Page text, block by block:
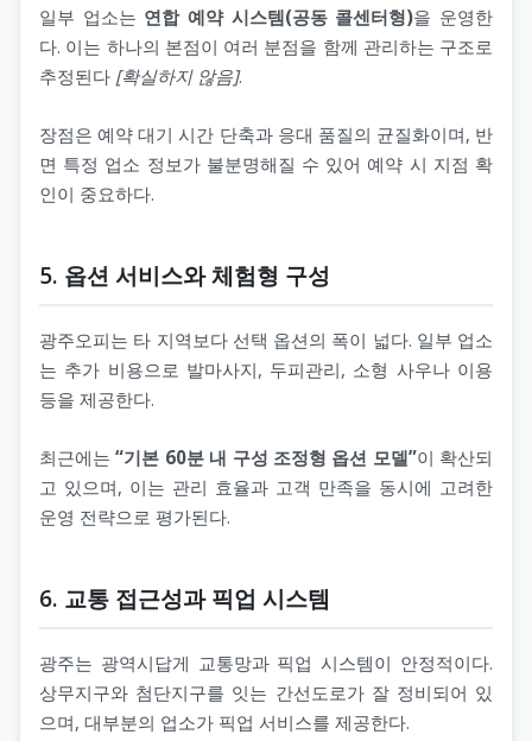
일부 업소는 연합 예약 시스템(공동 콜센터형)을 운영한
다. 이는 하나의 본점이 여러 분점을 함께 관리하는 구조로
추정된다 [확실하지 않음].
장점은 예약 대기 시간 단축과 응대 품질의 균질화이며, 반
면 특정 업소 정보가 불분명해질 수 있어 예약 시 지점 확
인이 중요하다.
5. 옵션 서비스와 체험형 구성
광주오피는 타 지역보다 선택 옵션의 폭이 넓다. 일부 업소
는 추가 비용으로 발마사지, 두피관리, 소형 사우나 이용
등을 제공한다.
최근에는“기본 60분 내 구성 조정형 옵션 모델”이 확산되
고 있으며, 이는 관리 효율과 고객 만족을 동시에 고려한
운영 전략으로 평가된다.
6. 교통 접근성과 픽업 시스템
광주는 광역시답게 교통망과 픽업 시스템이 안정적이다.
상무지구와 첨단지구를 잇는 간선도로가 잘 정비되어 있
으며, 대부분의 업소가 픽업 서비스를 제공한다.